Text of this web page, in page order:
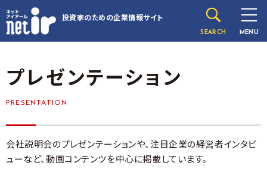
投資家のための企業情報サイト
SEARCH MENU
プレゼンテーション
PRESENTATION
会社説明会のプレゼンテーションや、注目企業の経営者インタビ
ューなど、動画コンテンツを中心に掲載しています。